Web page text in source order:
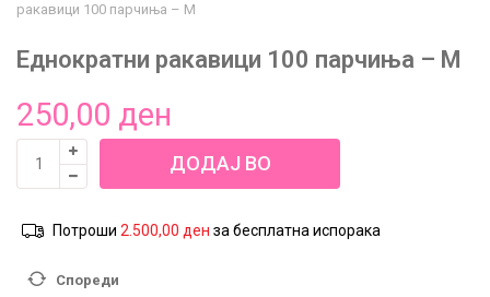
ракавици 100 парчиња – M
Еднократни ракавици 100 парчиња – M
250,00 ден
Disposable
Gloves
количина
ДОДАЈ ВО
Потроши 2.500,00 ден за бесплатна испорака
Спореди